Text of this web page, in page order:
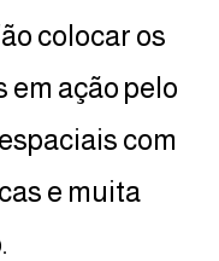
colocar os
ação pelo
com
e muita